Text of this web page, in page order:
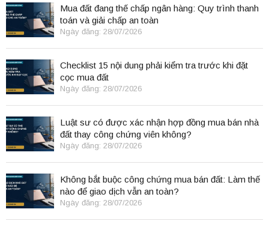
Mua đất đang thế chấp ngân hàng: Quy trình thanh
toán và giải chấp an toàn
Ngày đăng: 28/07/2026
Checklist 15 nội dung phải kiểm tra trước khi đặt
cọc mua đất
Ngày đăng: 28/07/2026
Luật sư có được xác nhận hợp đồng mua bán nhà
đất thay công chứng viên không?
Ngày đăng: 28/07/2026
Không bắt buộc công chứng mua bán đất: Làm thế
nào để giao dịch vẫn an toàn?
Ngày đăng: 28/07/2026